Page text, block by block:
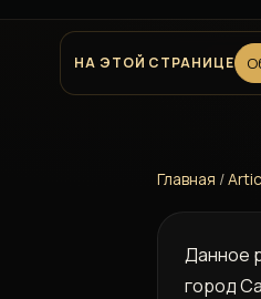
НА ЭТОЙ СТРАНИЦЕ
Главная /
Данное
город